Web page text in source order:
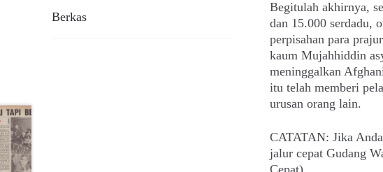
Berkas
Begitulah akhirnya,
dan 15.000 serdadu,
perpisahan para
kaum Mujahhiddin
meninggalkan
itu telah memberi
urusan orang lain.
CATATAN: Jika
jalur cepat Gudang